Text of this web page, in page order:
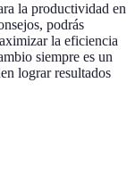
la productividad en
podrás
la eficiencia
siempre es un
lograr resultados